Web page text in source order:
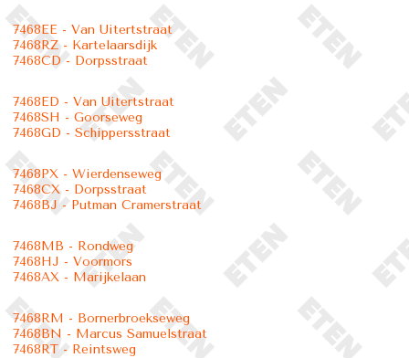
7468EE - Van Uitertstraat
7468RZ - Kartelaarsdijk
7468CD - Dorpsstraat
7468ED - Van Uitertstraat
7468SH - Goorseweg
7468GD - Schippersstraat
7468PX - Wierdenseweg
7468CX - Dorpsstraat
7468BJ - Putman Cramerstraat
7468MB - Rondweg
7468HJ - Voormors
7468AX - Marijkelaan
7468RM - Bornerbroekseweg
7468BN - Marcus Samuelstraat
7468RT - Reintsweg